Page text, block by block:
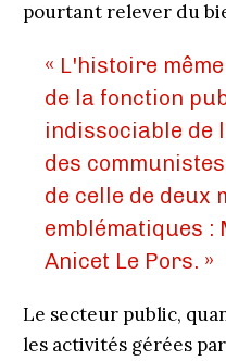
pourtant relever du
« L'histoire
de la fonction
indissociable de
des
de celle de deux
emblématiques :
Anicet Le Pors. »
Le secteur public,
les activités gérées